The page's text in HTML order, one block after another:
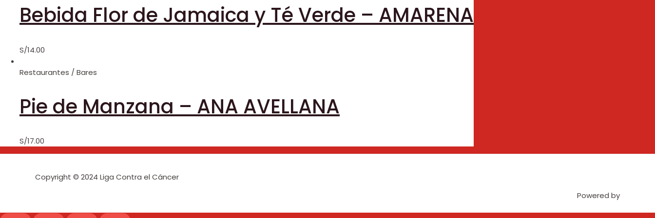
Bebida Flor de Jamaica y Té Verde – AMARENA
S/14.00
Restaurantes / Bares
Pie de Manzana – ANA AVELLANA
S/17.00
Copyright © 2024 Liga Contra el Cáncer
Powered by